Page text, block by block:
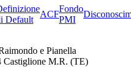
Default
ACF
Fondo
PMI
e Pianella
Castiglione M.R. (TE)